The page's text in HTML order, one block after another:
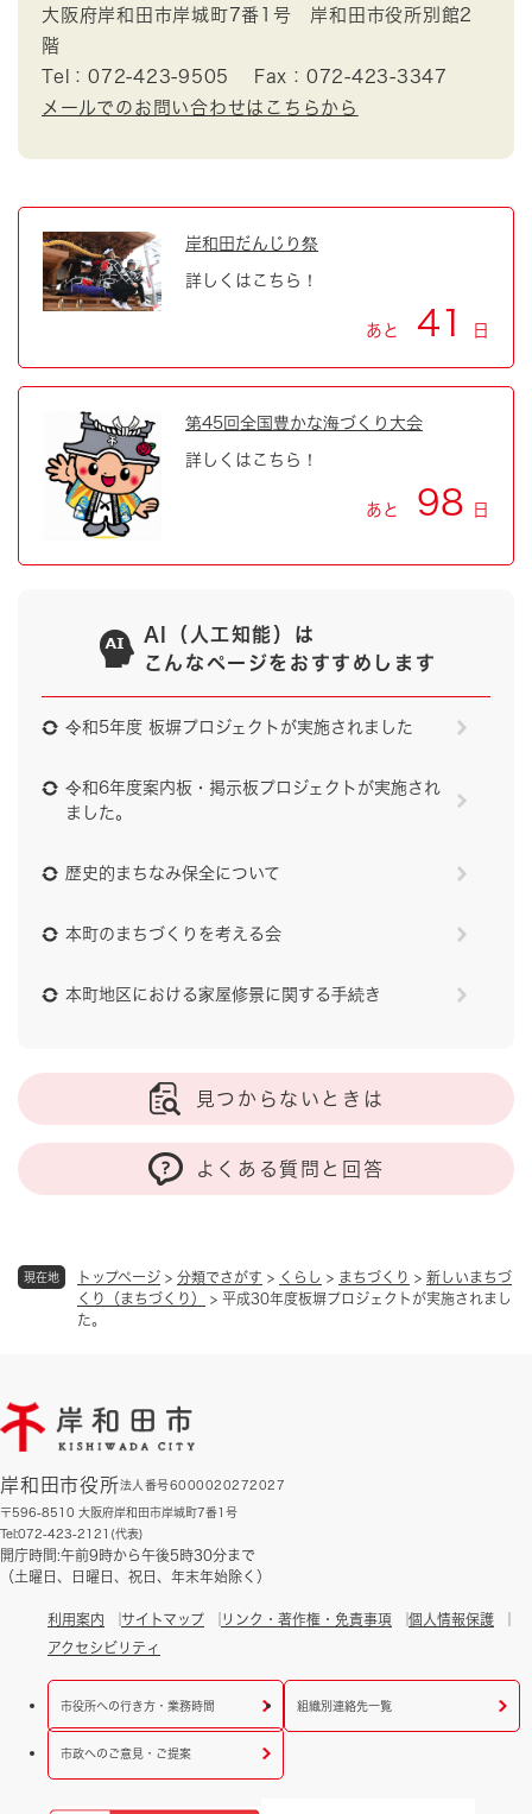
現在地 トップページ > 分類でさがす > くらし > まちづくり > 新しいまちづ
くり（まちづくり）
> 平成30年度板塀プロジェクトが実施されまし
た。
大阪府岸和田市岸城町7番1号 岸和田市役所別館2
階
Tel：072-423-9505
Fax：072-423-3347
メールでのお問い合わせはこちらから
岸和田だんじり祭
詳しくはこちら！
あと 41 日
第45回全国豊かな海づくり大会
詳しくはこちら！
あと 98 日
AI（人工知能）は
こんなページをおすすめします
令和5年度 板塀プロジェクトが実施されました
令和6年度案内板・掲示板プロジェクトが実施され
ました。
歴史的まちなみ保全について
本町のまちづくりを考える会
本町地区における家屋修景に関する手続き
見つからないときは
よくある質問と回答
岸和田市役所法人番号6000020272027
〒596-8510 大阪府岸和田市岸城町7番1号
Tel:072-423-2121(代表)
開庁時間:午前9時から午後5時30分まで
（土曜日、日曜日、祝日、年末年始除く）
利用案内 サイトマップ リンク・著作権・免責事項
個人情報保護
アクセシビリティ
市役所への行き方・業務時間 組織別連絡先一覧
市政へのご意見・ご提案